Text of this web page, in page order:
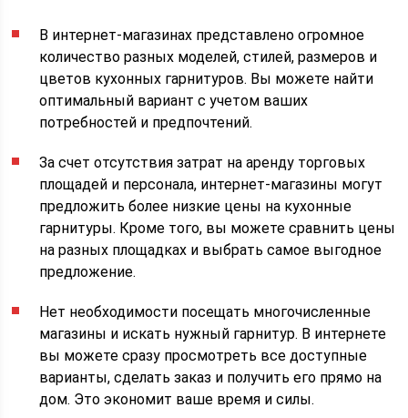
В интернет-магазинах представлено огромное
количество разных моделей, стилей, размеров и
цветов кухонных гарнитуров. Вы можете найти
оптимальный вариант с учетом ваших
потребностей и предпочтений.
За счет отсутствия затрат на аренду торговых
площадей и персонала, интернет-магазины могут
предложить более низкие цены на кухонные
гарнитуры. Кроме того, вы можете сравнить цены
на разных площадках и выбрать самое выгодное
предложение.
Нет необходимости посещать многочисленные
магазины и искать нужный гарнитур. В интернете
вы можете сразу просмотреть все доступные
варианты, сделать заказ и получить его прямо на
дом. Это экономит ваше время и силы.